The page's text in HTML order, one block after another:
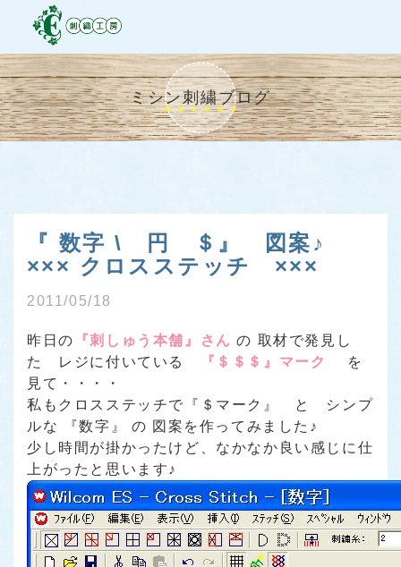
ミシン刺繍ブログ
『 数字 \ 円 ＄』 図案♪
××× クロスステッチ ×××
2011/05/18
昨日の 『刺しゅう本舗』さん の 取材で発見し
た レジに付いている
『＄＄＄』マーク
を
見て・・・・
私もクロスステッチで『＄マーク』 と シンプ
ルな 『数字』 の 図案を作ってみました♪
少し時間が掛かったけど、なかなか良い感じに仕
上がったと思います♪